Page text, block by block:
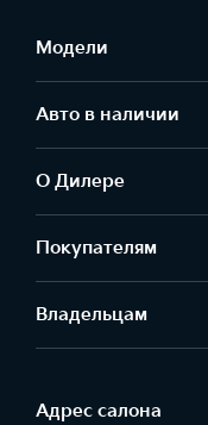
Модели
Авто в наличии
О Дилере
Покупателям
Владельцам
Адрес салонa